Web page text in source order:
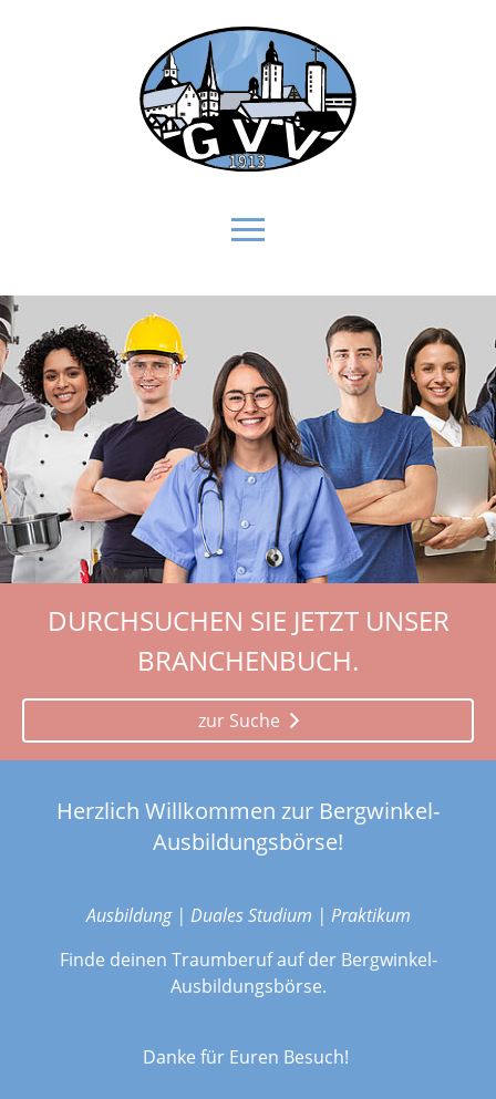
DURCHSUCHEN SIE JETZT UNSER
BRANCHENBUCH.
zur Suche
Herzlich Willkommen zur Bergwinkel-
Ausbildungsbörse!
Ausbildung | Duales Studium | Praktikum
Finde deinen Traumberuf auf der Bergwinkel-
Ausbildungsbörse.
Danke für Euren Besuch!